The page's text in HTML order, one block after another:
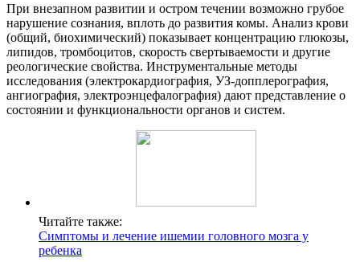
При внезапном развитии и остром течении возможно грубое
нарушение сознания, вплоть до развития комы. Анализ крови
(общий, биохимический) показывает концентрацию глюкозы,
липидов, тромбоцитов, скорость свертываемости и другие
реологические свойства. Инструментальные методы
исследования (электрокардиография, УЗ-допплерография,
ангиография, электроэнцефалография) дают представление о
состоянии и функциональности органов и систем.
Читайте также:
Симптомы и лечение ишемии головного мозга у
ребенка